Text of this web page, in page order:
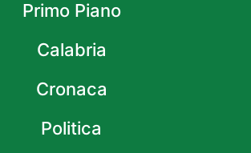
Primo Piano
Calabria
Cronaca
Politica